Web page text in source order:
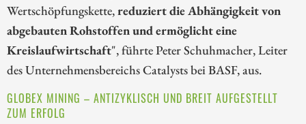
Wertschöpfungskette,reduziert die Abhängigkeit von
abgebauten Rohstoffen und ermöglicht eine
Kreislaufwirtschaft", führte Peter Schuhmacher, Leiter
des Unternehmensbereichs Catalysts bei BASF, aus.
GLOBEX MINING – ANTIZYKLISCH UND BREIT AUFGESTELLT
ZUM ERFOLG